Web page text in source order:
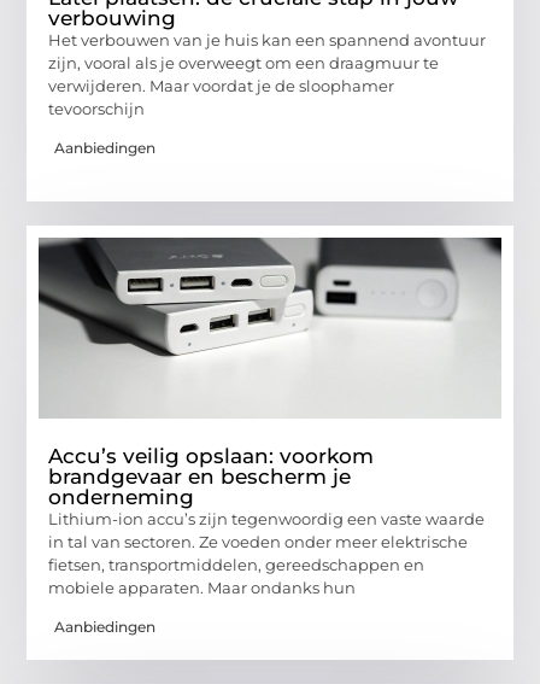
verbouwing
Het verbouwen van je huis kan een spannend avontuur
zijn, vooral als je overweegt om een draagmuur te
verwijderen. Maar voordat je de sloophamer
tevoorschijn
Aanbiedingen
Accu’s veilig opslaan: voorkom
brandgevaar en bescherm je
onderneming
Lithium-ion accu’s zijn tegenwoordig een vaste waarde
in tal van sectoren. Ze voeden onder meer elektrische
fietsen, transportmiddelen, gereedschappen en
mobiele apparaten. Maar ondanks hun
Aanbiedingen